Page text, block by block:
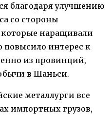
благодаря улучшению
со стороны
которые наращивали
повысило интерес к
из провинций,
в Шаньси.
металлурги все
импортных грузов,